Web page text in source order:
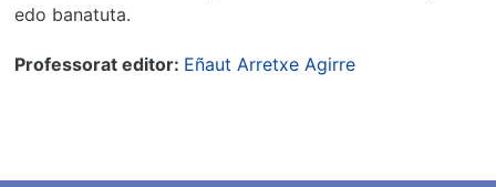
edo banatuta.
Professorat editor: Eñaut Arretxe Agirre